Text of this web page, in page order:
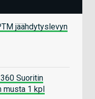
jäähdytyslevyn
Suoritin
musta 1 kpl